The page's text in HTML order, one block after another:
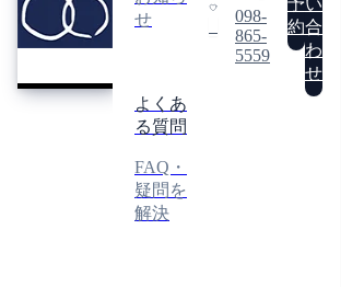
ATELIER
REI
せ
よくあ
る質問
FAQ・
疑問を
解決
098-
865-
5559
予
約
い
合
わ
せ